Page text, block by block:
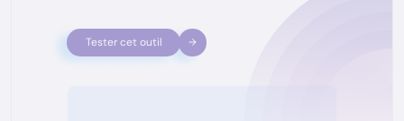
Tester cet outil